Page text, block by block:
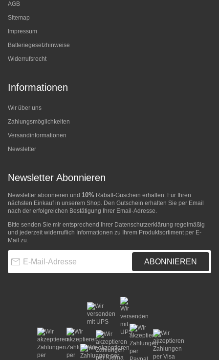
AGB
Sitemap
Impressum
Batteriegesetzhinweise
Widerrufsrecht
Informationen
Wir über uns
Zahlungsmöglichkeiten
Versandinformationen
Newsletter
Newsletter Abonnieren
Newsletter abonnieren und 10% Rabatt-Guschein erhalten. Für Ihren
nächsten Einkauf in unserem Shop. Den Gutschein erhalten Sie per Email
nach der erfolgreichen Bestätigung Ihrer Email-Adresse.
Bitte senden Sie mir entsprechend Ihrer Datenschutzerklärung regelmäßig
und jederzeit widerruflich Informationen zu Ihrem Produktsortiment per E-
Mail zu.
ABONNIEREN